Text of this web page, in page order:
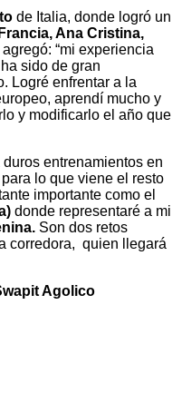
de Italia, donde logró un
Ana Cristina,
agregó: “mi experiencia
sido de gran
Logré enfrentar a la
aprendí mucho y
y modificarlo el año que
entrenamientos en
lo que viene el resto
importante como el
donde representaré a mi
Son dos retos
corredora, quien llegará
Agolico